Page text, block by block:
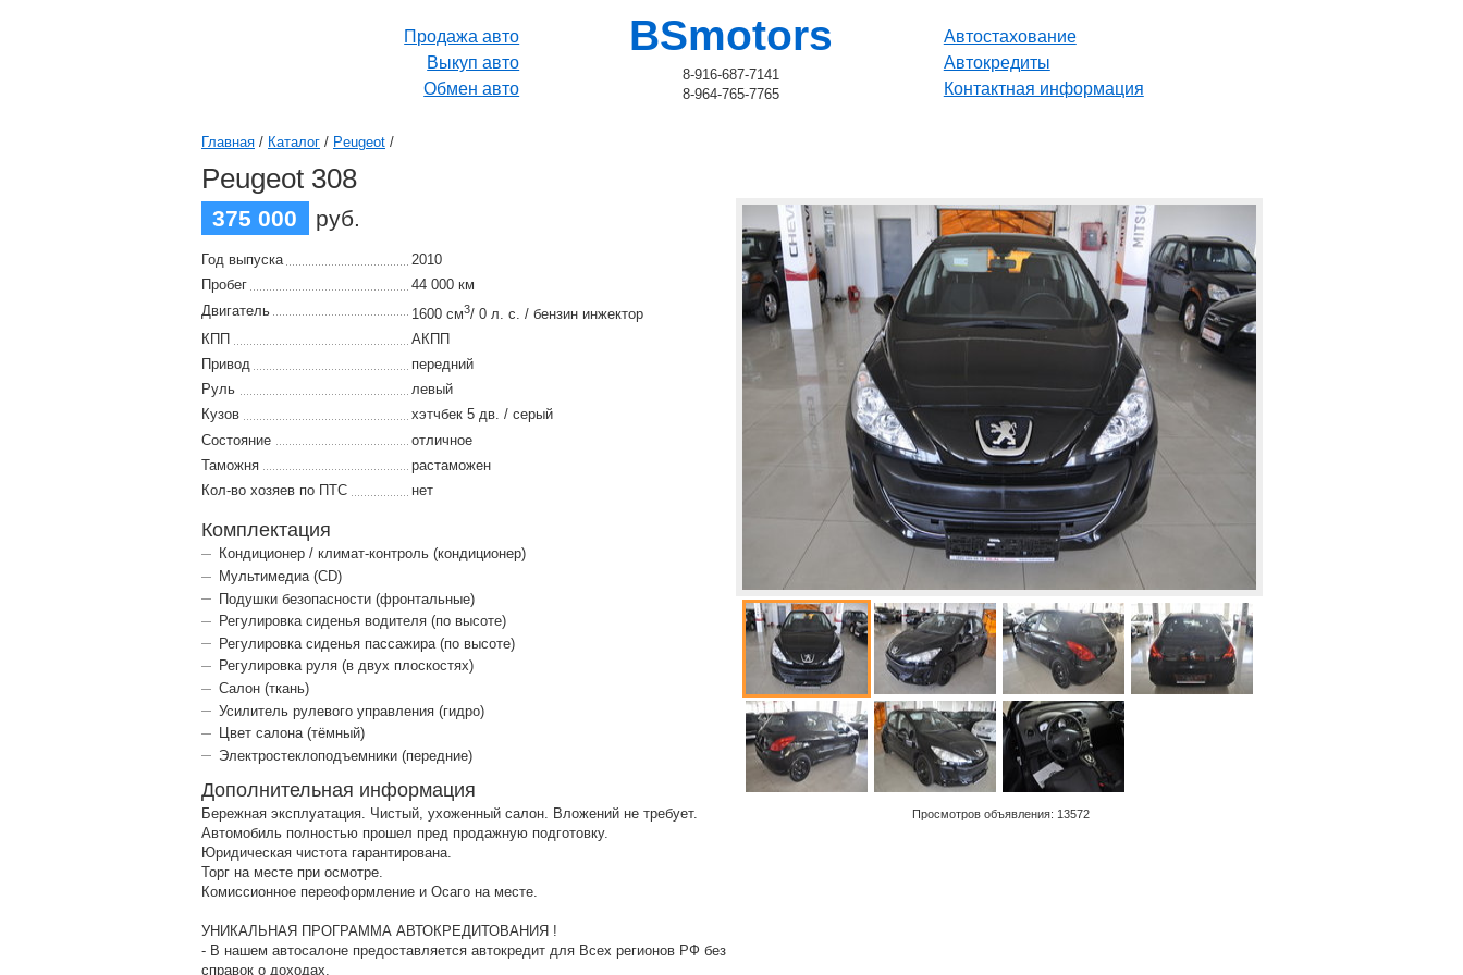
BSmotors
8-916-687-7141
8-964-765-7765
Продажа авто
Выкуп авто
Обмен авто
Автостахование
Автокредиты
Контактная информация
Главная / Каталог / Peugeot /
Peugeot 308
375 000 руб.
Год выпуска
2010
Пробег
44 000 км
Двигатель
1600 см3/ 0 л. с. / бензин инжектор
КПП
АКПП
Привод
передний
Руль
левый
Кузов
хэтчбек 5 дв. / серый
Состояние
отличное
Таможня
растаможен
Кол-во хозяев по ПТС
нет
Комплектация
Кондиционер / климат-контроль (кондиционер)
Мультимедиа (CD)
Подушки безопасности (фронтальные)
Регулировка сиденья водителя (по высоте)
Регулировка сиденья пассажира (по высоте)
Регулировка руля (в двух плоскостях)
Салон (ткань)
Усилитель рулевого управления (гидро)
Цвет салона (тёмный)
Электростеклоподъемники (передние)
Дополнительная информация
Бережная эксплуатация. Чистый, ухоженный салон. Вложений не требует.
Автомобиль полностью прошел пред продажную подготовку.
Юридическая чистота гарантирована.
Торг на месте при осмотре.
Комиссионное переоформление и Осаго на месте.
УНИКАЛЬНАЯ ПРОГРАММА АВТОКРЕДИТОВАНИЯ !
- В нашем автосалоне предоставляется автокредит для Всех регионов РФ без
справок о доходах.
Просмотров объявления: 13572